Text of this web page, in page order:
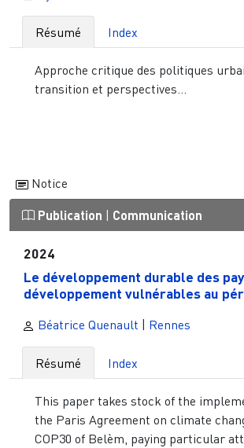
Résumé Index
Approche critique des politiques
transition et perspectives...
Notice
Publication Communication
2024
Le développement durable des
développement vulnérables au
Béatrice Quenault | Rennes
Résumé Index
This paper takes stock of the
the Paris Agreement on climate
COP30 of Belèm, paying particular